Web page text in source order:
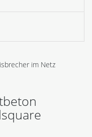
im Netz